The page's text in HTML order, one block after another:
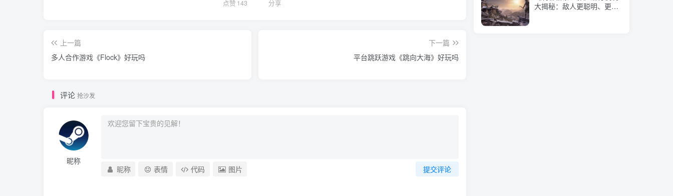
点赞 143 分享
上一篇
多人合作游戏《Flock》好玩吗
下一篇
平台跳跃游戏《跳向大海》好玩吗
评论 抢沙发
昵称
提交评论
昵称 表情 代码 图片
大揭秘：敌人更聪明、更具